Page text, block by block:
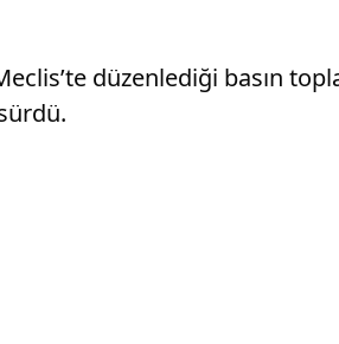
düzenlediği basın